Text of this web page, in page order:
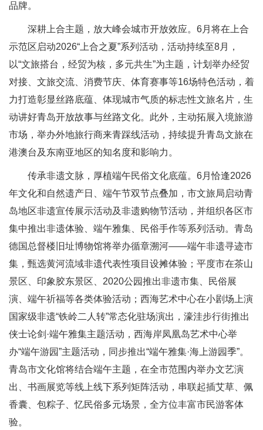
品牌。
深耕上合主题，放大峰会城市开放效应。6月将在上合
示范区启动2026“上合之夏”系列活动，活动持续至8月，
以“文旅搭台，经贸为核，多元共生”为主题，计划举办经贸
对接、文旅交流、消费节庆、体育赛事等16场特色活动，着
力打造彰显丝路底蕴、体现城市气质的标志性文旅名片，生
动讲好青岛开放故事与丝路文化。此外，主动拓展入境旅游
市场，举办外地旅行商来青踩线活动，持续提升青岛文旅在
港澳台及东南亚地区的知名度和影响力。
传承非遗文脉，厚植端午民俗文化底蕴。6月恰逢2026
年文化和自然遗产日、端午节双节点叠加，市文旅局启动青
岛地区非遗宣传展示活动及非遗购物节活动，并组织各区市
集中推出非遗体验、端午雅集、民俗手作等系列活动。青岛
德国总督楼旧址博物馆将举办循章溯河——端午非遗寻迹市
集，甄选黄河流域非遗代表性项目设摊体验；平度市在茶山
景区、印象胶东景区、2020公园推出非遗市集、民俗展
演、端午祈福等各类体验活动；西海艺术中心在小剧场上演
国家级非遗“铁岭二人转”常态化驻场演出，濠洼步行街推出
侠士论剑·端午雅集主题活动，西海岸凤凰岛艺术中心举
办“端午游园”主题活动，同步推出“端午雅集·海上游园季”。
青岛市文化馆将结合端午主题，在全市范围内举办文艺演
出、书画展览等线上线下系列矩阵活动，串联起插艾草、佩
香囊、包粽子、忆民俗多元场景，全方位丰富市民游客体
验。